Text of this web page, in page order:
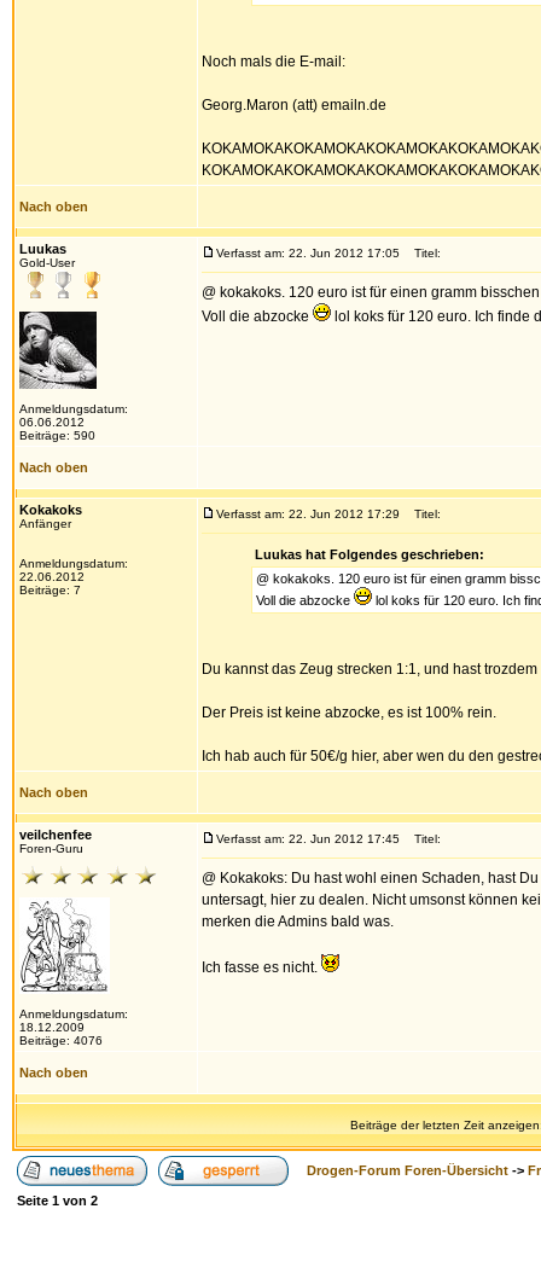
Noch mals die E-mail:
Georg.Maron (att) emailn.de
Nach oben
Luukas
Gold-User
Anmeldungsdatum:
06.06.2012
Beiträge: 590
Verfasst am: 22. Jun 2012 17:05 Titel:
@ kokakoks. 120 euro ist für einen gramm
Voll die abzocke
lol koks für 120 euro. Ich finde
Nach oben
Kokakoks
Anfänger
Anmeldungsdatum:
22.06.2012
Beiträge: 7
Verfasst am: 22. Jun 2012 17:29 Titel:
Luukas hat Folgendes geschrieben:
@ kokakoks. 120 euro ist für einen gramm
Voll die abzocke
lol koks für 120 euro. Ich
Du kannst das Zeug strecken 1:1, und hast
Der Preis ist keine abzocke, es ist 100% rein.
Ich hab auch für 50€/g hier, aber wen du den
Nach oben
veilchenfee
Foren-Guru
Anmeldungsdatum:
18.12.2009
Beiträge: 4076
Verfasst am: 22. Jun 2012 17:45 Titel:
@ Kokakoks: Du hast wohl einen Schaden, hast
untersagt, hier zu dealen. Nicht umsonst können
merken die Admins bald was.
Ich fasse es nicht.
Nach oben
Beiträge der letzten Zeit
Drogen-Forum Foren-Übersicht ->
Seite 1 von 2